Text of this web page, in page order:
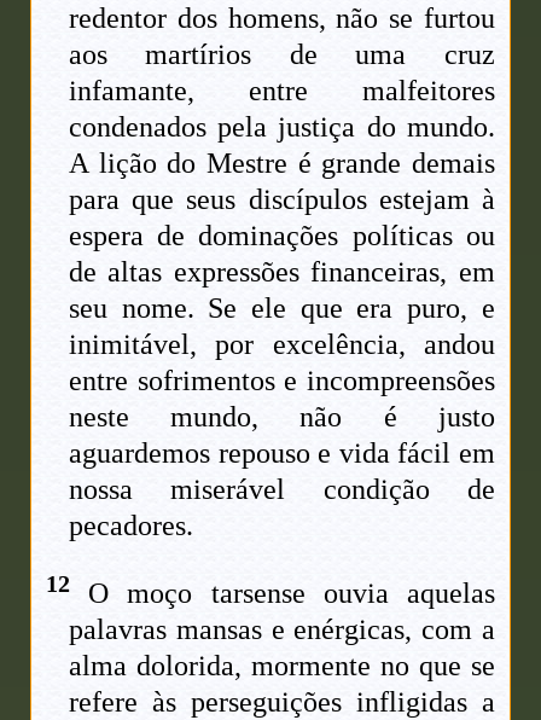
redentor dos homens, não se furtou
aos martírios de uma cruz
infamante, entre malfeitores
condenados pela justiça do mundo.
A lição do Mestre é grande demais
para que seus discípulos estejam à
espera de dominações políticas ou
de altas expressões financeiras, em
seu nome. Se ele que era puro, e
inimitável, por excelência, andou
entre sofrimentos e incompreensões
neste mundo, não é justo
aguardemos repouso e vida fácil em
nossa miserável condição de
pecadores.
12 O moço tarsense ouvia aquelas
palavras mansas e enérgicas, com a
alma dolorida, mormente no que se
refere às perseguições infligidas a